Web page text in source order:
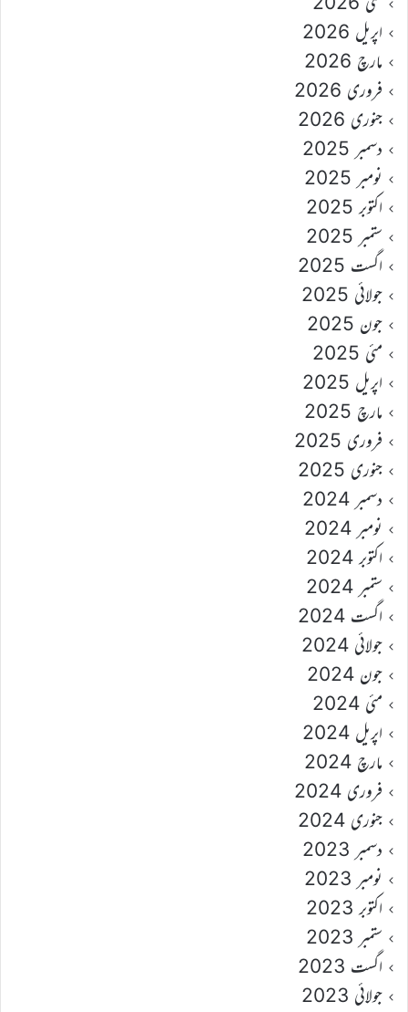
اپریل 2026
مارچ 2026
فروری 2026
جنوری 2026
دسمبر 2025
نومبر 2025
اکتوبر 2025
ستمبر 2025
اگست 2025
جولائی 2025
جون 2025
مئی 2025
اپریل 2025
مارچ 2025
فروری 2025
جنوری 2025
دسمبر 2024
نومبر 2024
اکتوبر 2024
ستمبر 2024
اگست 2024
جولائی 2024
جون 2024
مئی 2024
اپریل 2024
مارچ 2024
فروری 2024
جنوری 2024
دسمبر 2023
نومبر 2023
اکتوبر 2023
ستمبر 2023
اگست 2023
جولائی 2023